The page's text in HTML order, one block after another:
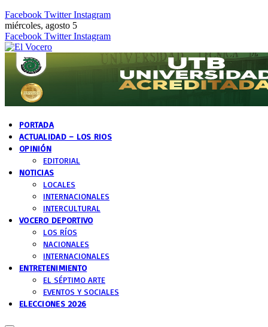
Facebook Twitter Instagram
miércoles, agosto 5
Facebook Twitter Instagram
PORTADA
ACTUALIDAD – LOS RIOS
OPINIÓN
EDITORIAL
NOTICIAS
LOCALES
INTERNACIONALES
INTERCULTURAL
VOCERO DEPORTIVO
LOS RÍOS
NACIONALES
INTERNACIONALES
ENTRETENIMIENTO
EL SÉPTIMO ARTE
EVENTOS Y SOCIALES
ELECCIONES 2026